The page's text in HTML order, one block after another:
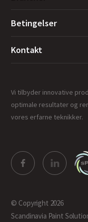
Betingelser
Kontakt
Vi tilbyder innovative
optimale resultater og
vores erfarne teknikker.
© Copyright 2026
Scandinavia Paint